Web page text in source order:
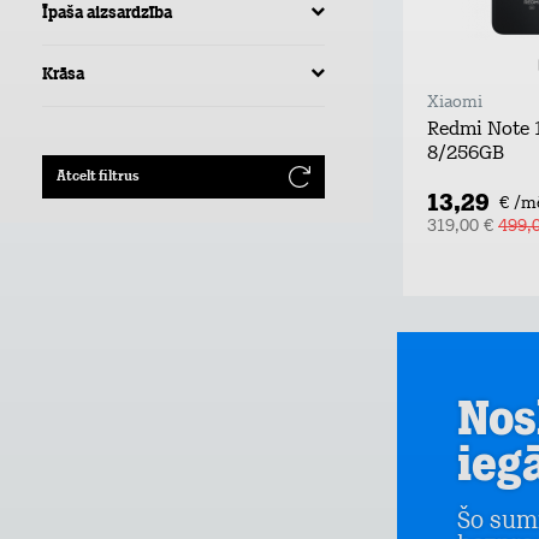
Īpaša aizsardzība
Krāsa
Atcelt filtrus
Xiaomi
Redmi Note
8/256GB
13,29 € /
319,00 €
Šo